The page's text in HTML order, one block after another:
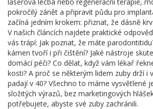
pokročilý zánět a připravit půdu pro
začíná jedním krokem: přiznat, že dásně
V našich článcích najdete praktické
vás trápí: Jak poznat, že máte
kámen tvoří i při čištění? Jaké nástroje
domácí péči? Co dělat, když vám lékař
kosti? A proč se některým lidem zuby drží i
padají v 40? Všechno to máme vysvětlené
složitých výrazů, bez marketingových
potřebujete, abyste své zuby zachránili.